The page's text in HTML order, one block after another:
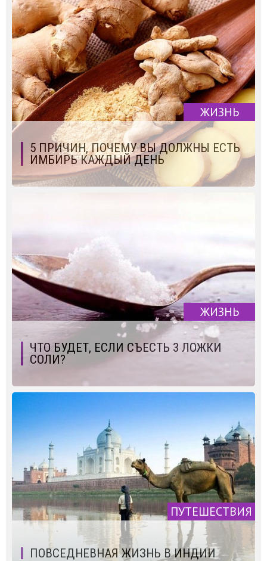
ЖИЗНЬ
5 ПРИЧИН, ПОЧЕМУ ВЫ ДОЛЖНЫ ЕСТЬ
ИМБИРЬ КАЖДЫЙ ДЕНЬ
ЖИЗНЬ
ЧТО БУДЕТ, ЕСЛИ СЪЕСТЬ 3 ЛОЖКИ
СОЛИ?
ПУТЕШЕСТВИЯ
ПОВСЕДНЕВНАЯ ЖИЗНЬ В ИНДИИ